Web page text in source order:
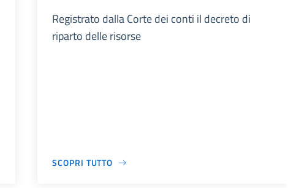
Registrato dalla Corte dei conti il decreto di
riparto delle risorse
SCOPRI TUTTO